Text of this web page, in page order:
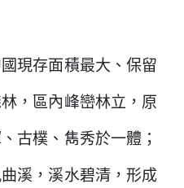
現存面積最大、保留
，區內峰巒林立，原
古樸、雋秀於一體；
溪，溪水碧清，形成